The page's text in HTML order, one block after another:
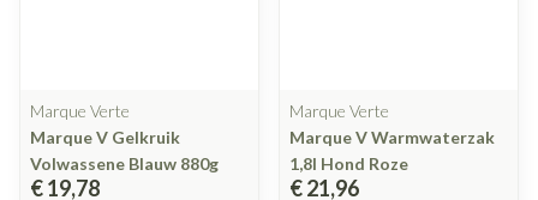
Marque Verte
Marque V Gelkruik
Volwassene Blauw 880g
€ 19,78
Marque Verte
Marque V Warmwaterzak
1,8l Hond Roze
€ 21,96